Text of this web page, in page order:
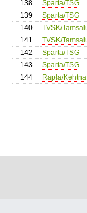
138
Sparta/TSG
139
Sparta/TSG
140
TVSK/
141
TVSK/
142
Sparta/TSG
143
Sparta/TSG
144
Rapla/